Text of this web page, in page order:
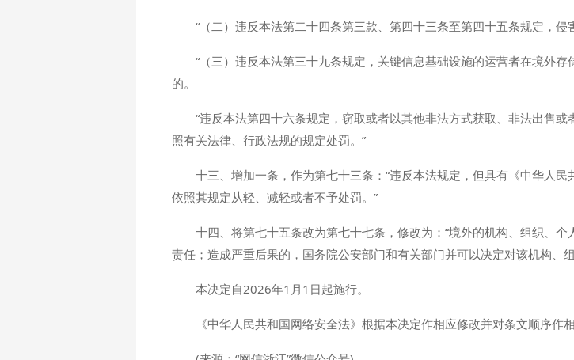
“（二）违反本法第二十四条第三款、第四十三条至第四十五条规定，侵
“（三）违反本法第三十九条规定，关键信息基础设施的运营者在境外
的。
“违反本法第四十六条规定，窃取或者以其他非法方式获取、非法出售
照有关法律、行政法规的规定处罚。”
十三、增加一条，作为第七十三条：“违反本法规定，但具有《中华人
依照其规定从轻、减轻或者不予处罚。”
十四、将第七十五条改为第七十七条，修改为：“境外的机构、组织、
责任；造成严重后果的，国务院公安部门和有关部门并可以决定对该机构、
本决定自2026年1月1日起施行。
《中华人民共和国网络安全法》根据本决定作相应修改并对条文顺序作